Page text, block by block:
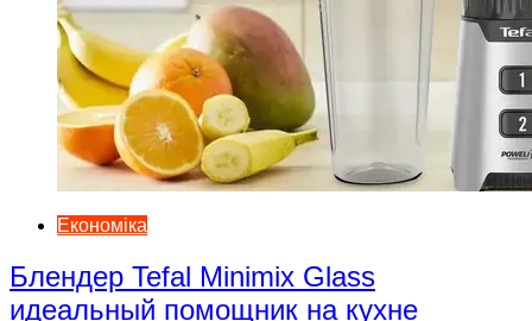
Економіка
Блендер Tefal Minimix Glass
идеальный помощник на кухне